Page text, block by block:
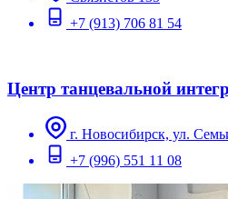
+7 (913) 706 81 54
Центр танцевальной
г. Новосибирск, ул.
+7 (996) 551 11 08